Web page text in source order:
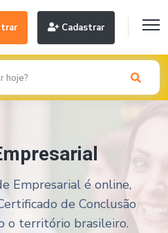
Cadastrar
Empresarial é online,
de Conclusão
o território brasileiro.